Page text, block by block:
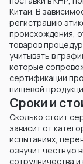
Китай. В
регистрацию
происхождения,
товаров
учитывать в
которые
сертификации
пищевой
Сроки и
Сколько стоит
зависит от
испытаниях,
озвучит честную
сотрудничества